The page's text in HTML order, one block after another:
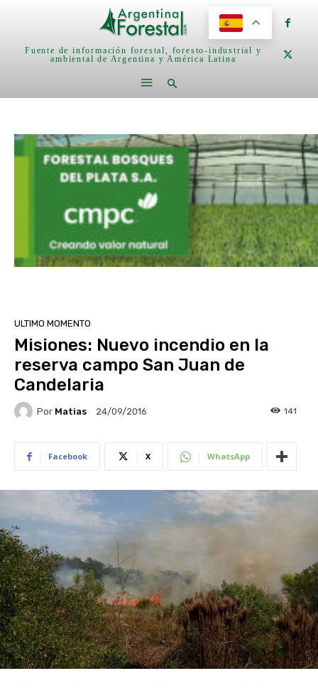
Fuente de información forestal, foresto-industrial y
ambiental de Argentina y América Latina
ULTIMO MOMENTO
Misiones: Nuevo incendio en la
reserva campo San Juan de
Candelaria
Por Matias 24/09/2016 141
Facebook X WhatsApp